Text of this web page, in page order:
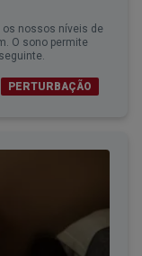
nossos níveis de
O sono permite
PERTURBAÇÃO